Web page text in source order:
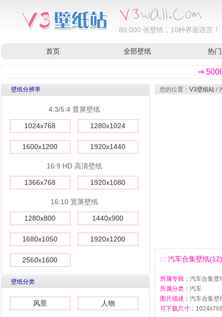
80,000 张壁纸，10种界面语言！
首页 全部壁纸 热
⇒
壁纸分辨率
4:3/5:4 普屏壁纸
1024x768 1280x1024
1600x1200 1920x1440
16:9 HD 高清壁纸
1366x768 1920x1080
16:10 宽屏壁纸
1280x800 1440x900
1680x1050 1920x1200
2560x1600
壁纸分类
风景 人物
您的位置： V3壁纸站 /
::: 汽车合集壁纸
所属专辑 ：汽车合集壁
所属分类 ：汽车
图片描述 ：汽车合集
可下载尺寸 ：